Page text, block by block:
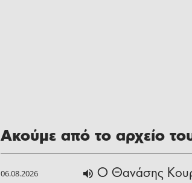
Ακούμε από το αρχείο
06.08.2026
Ο Θανάσης